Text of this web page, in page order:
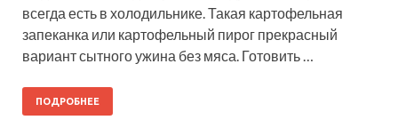
всегда есть в холодильнике. Такая картофельная
запеканка или картофельный пирог прекрасный
вариант сытного ужина без мяса. Готовить …
ПОДРОБНЕЕ